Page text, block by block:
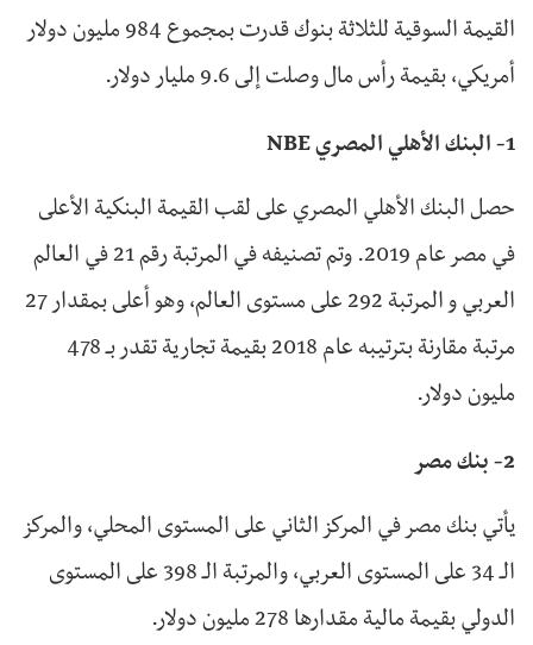
القيمة السوقية للثلاثة بنوك قدرت بمجموع 984 مليون دولار
أمريكي، بقيمة رأس مال وصلت إلى 9.6 مليار دولار.
1- البنك الأهلي المصري NBE
حصل البنك الأهلي المصري على لقب القيمة البنكية الأعلى
في مصر عام 2019. وتم تصنيفه في المرتبة رقم 21 في العالم
العربي و المرتبة 292 على مستوى العالم، وهو أعلى بمقدار 27
مرتبة مقارنة بترتيبه عام 2018 بقيمة تجارية تقدر بـ 478
مليون دولار.
2- بنك مصر
يأتي بنك مصر في المركز الثاني على المستوى المحلي، والمركز
الـ 34 على المستوى العربي، والمرتبة الـ 398 على المستوى
الدولي بقيمة مالية مقدارها 278 مليون دولار.